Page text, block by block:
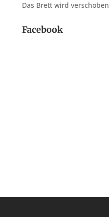
Das Brett wird verschoben
Facebook